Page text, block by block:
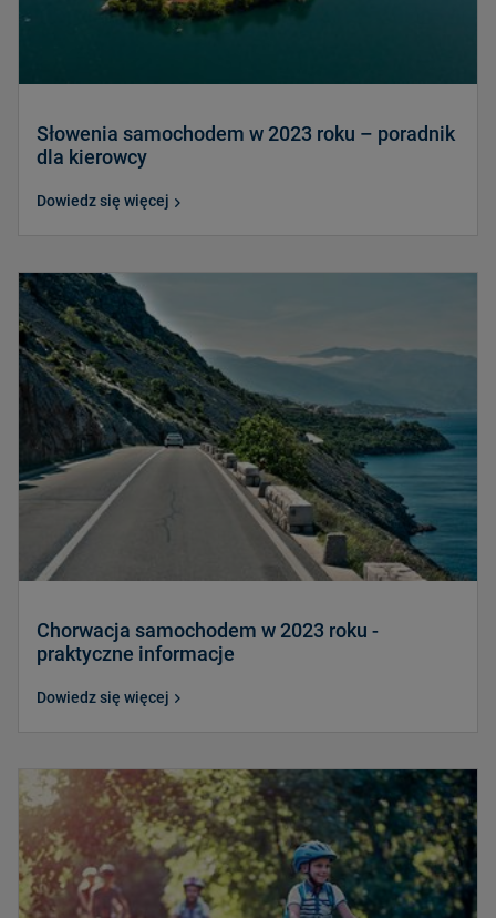
Słowenia samochodem w 2023 roku – poradnik
dla kierowcy
Dowiedz się więcej
Chorwacja samochodem w 2023 roku -
praktyczne informacje
Dowiedz się więcej